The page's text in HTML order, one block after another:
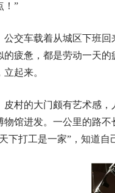
！”
公交车载着从城区下班
的疲惫，都是劳动一天的
立起来。
皮村的大门颇有艺术感
物馆进发。一公里的路
下打工是一家”，知道自